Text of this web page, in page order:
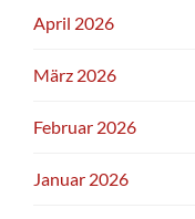
April 2026
März 2026
Februar 2026
Januar 2026